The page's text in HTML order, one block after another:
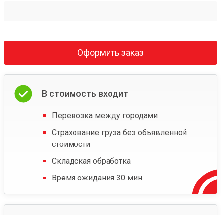
Оформить заказ
В стоимость входит
Перевозка между городами
Страхование груза без объявленной
стоимости
Складская обработка
Время ожидания 30 мин.